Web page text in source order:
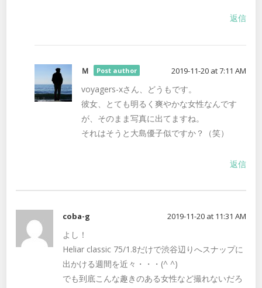
返信
Ｍ Post author 2019-11-20 at 7:11 AM
voyagers-xさん、どうもです。
彼女、とても明るく爽やかな女性なんです
が、そのまま写真に出てますね。
それはそうと大島優子似ですか？（笑）
返信
coba-g 2019-11-20 at 11:31 AM
よし！
Heliar classic 75/1.8だけで渋谷辺りへスナップに
出かける週間を近々・・・(^ ^)
でも到底こんな趣きのある女性など撮れないだろ